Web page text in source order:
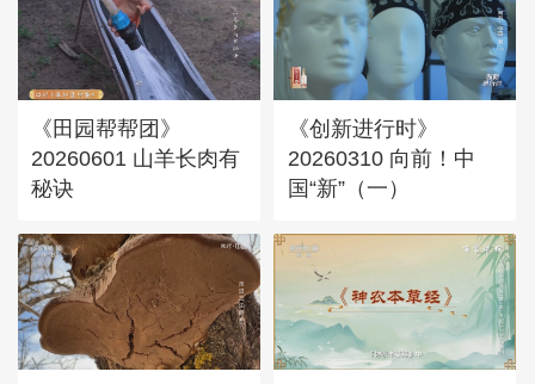
《田园帮帮团》
20260601 山羊长肉有
秘诀
《创新进行时》
20260310 向前！中
国“新”（一）